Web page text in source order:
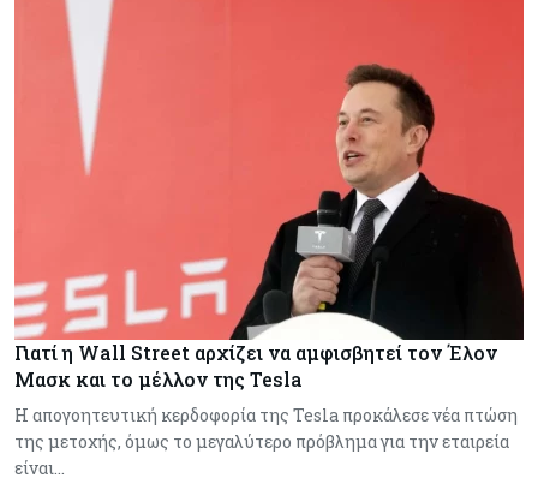
Γιατί η Wall Street αρχίζει να αμφισβητεί τον Έλον
Μασκ και το μέλλον της Tesla
Η απογοητευτική κερδοφορία της Tesla προκάλεσε νέα πτώση
της μετοχής, όμως το μεγαλύτερο πρόβλημα για την εταιρεία
είναι…